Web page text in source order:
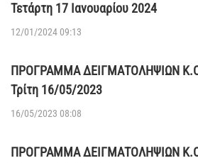
Τετάρτη 17 Ιανουαρίου 2024
12/01/2024 09:13
ΠΡΟΓΡΑΜΜΑ ΔΕΙΓΜΑΤΟΛΗΨΙΩΝ
Τρίτη 16/05/2023
16/05/2023 08:08
ΠΡΟΓΡΑΜΜΑ ΔΕΙΓΜΑΤΟΛΗΨΙΩΝ